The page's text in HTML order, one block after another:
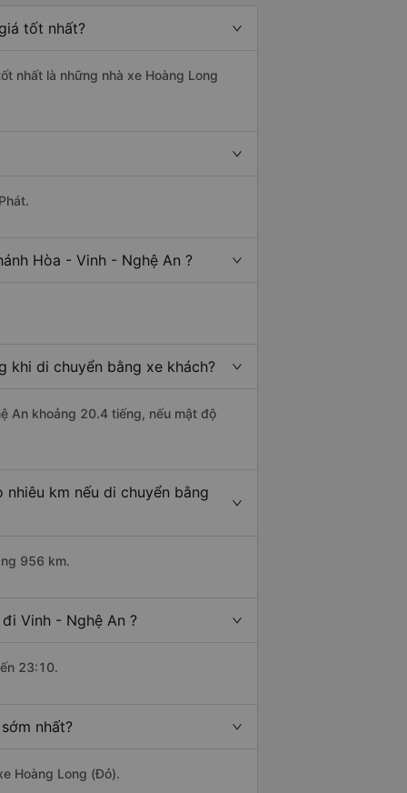
tốt nhất?
nhất là những nhà xe Hoàng Long
Hòa - Vinh - Nghệ An ?
khi di chuyển bằng xe khách?
An khoảng 20.4 tiếng, nếu mật độ
km nếu di chuyển bằng
956 km.
Vinh - Nghệ An ?
23:10.
nhất?
Hoàng Long (Đỏ).